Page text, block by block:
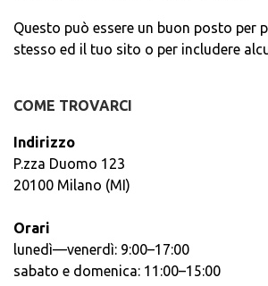
Questo può essere un buon posto per
stesso ed il tuo sito o per includere
COME TROVARCI
Indirizzo
P.zza Duomo 123
20100 Milano (MI)
Orari
lunedì—venerdì: 9:00–17:00
sabato e domenica: 11:00–15:00